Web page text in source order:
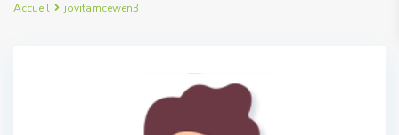
Accueil jovitamcewen3